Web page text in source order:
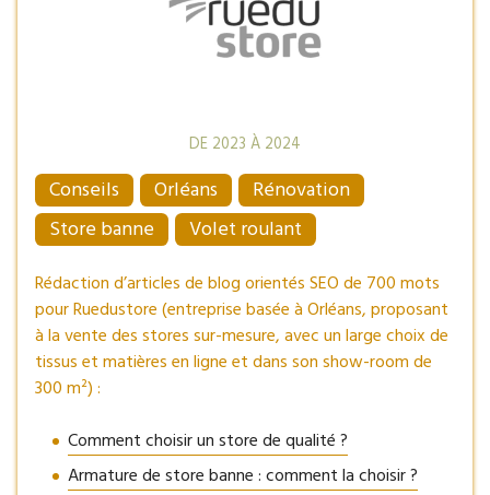
DE 2023 À 2024
Conseils Orléans
Rénovation
Store banne
Volet roulant
Rédaction d’articles de blog orientés SEO de 700 mots
pour Ruedustore (entreprise basée à Orléans, proposant
à la vente des stores sur-mesure, avec un large choix de
tissus et matières en ligne et dans son show-room de
300 m²) :
Comment choisir un store de qualité ?
Armature de store banne : comment la choisir ?